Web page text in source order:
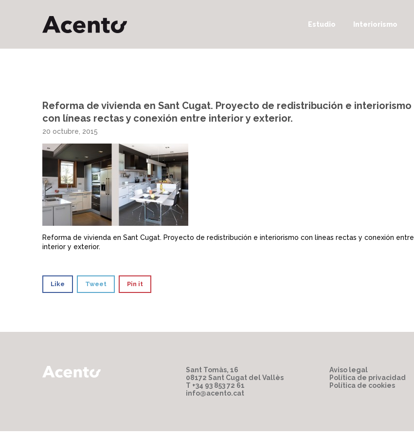
Estudio Interiorismo
Reforma de vivienda en Sant Cugat. Proyecto de redistribución e interiorismo
con líneas rectas y conexión entre interior y exterior.
20 octubre, 2015
Reforma de vivienda en Sant Cugat. Proyecto de redistribución e interiorismo con líneas rectas y conexión entre
interior y exterior.
Like Tweet Pin it
Sant Tomàs, 16
08172 Sant Cugat del Vallès
T +34 93 853 72 61
info@acento.cat
Aviso legal
Política de privacidad
Política de cookies